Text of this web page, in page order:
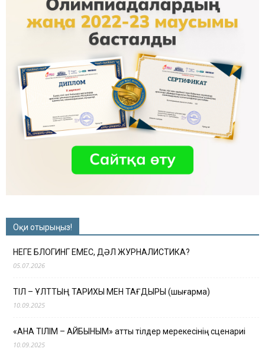
Оқи отырыңыз!
НЕГЕ БЛОГИНГ ЕМЕС, ДӘЛ ЖУРНАЛИСТИКА?
05.07.2026
ТІЛ – ҰЛТТЫҢ ТАРИХЫ МЕН ТАҒДЫРЫ (шығарма)
10.09.2025
«АНА ТІЛІМ – АЙБЫНЫМ» атты тілдер мерекесінің сценариі
10.09.2025